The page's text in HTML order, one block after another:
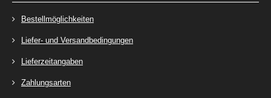
Bestellmöglichkeiten
Liefer- und Versandbedingungen
Lieferzeitangaben
Zahlungsarten